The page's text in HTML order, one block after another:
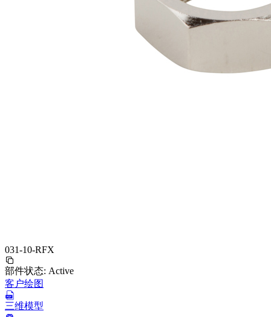
031-10-RFX
部件状态: Active
客户绘图
三维模型